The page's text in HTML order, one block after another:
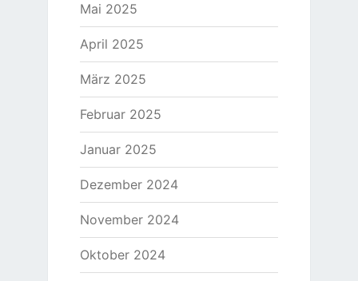
Mai 2025
April 2025
März 2025
Februar 2025
Januar 2025
Dezember 2024
November 2024
Oktober 2024